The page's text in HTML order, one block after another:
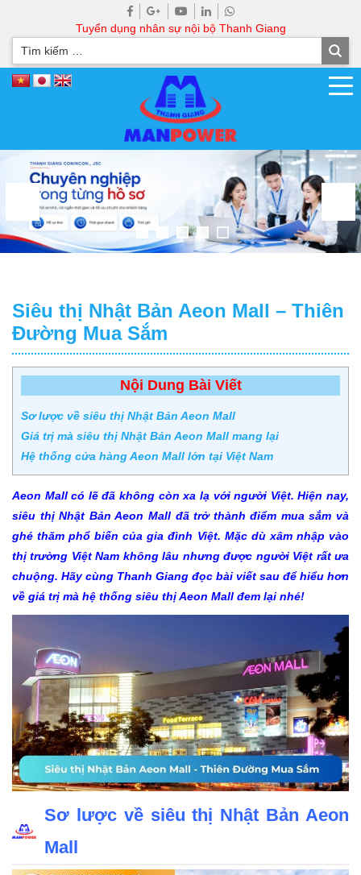
Tuyển dụng nhân sự nội bộ Thanh Giang
Siêu thị Nhật Bản Aeon Mall – Thiên
Đường Mua Sắm
Nội Dung Bài Viết
Sơ lược về siêu thị Nhật Bản Aeon Mall
Giá trị mà siêu thị Nhật Bản Aeon Mall mang lại
Hệ thống cửa hàng Aeon Mall lớn tại Việt Nam
Aeon Mall có lẽ đã không còn xa lạ với người Việt. Hiện nay,
siêu thị Nhật Bản Aeon Mall đã trở thành điểm mua sắm và
ghé thăm phổ biến của gia đình Việt. Mặc dù xâm nhập vào
thị trường Việt Nam không lâu nhưng được người Việt rất ưa
chuộng. Hãy cùng Thanh Giang đọc bài viết sau để hiểu hơn
về giá trị mà hệ thống siêu thị Aeon Mall đem lại nhé!
Sơ lược về siêu thị Nhật Bản Aeon
Mall